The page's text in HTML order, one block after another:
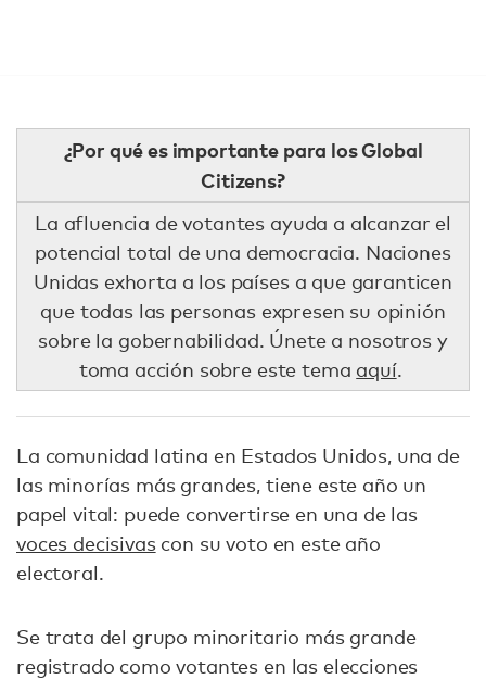
¿Por qué es importante para los Global
Citizens?
La afluencia de votantes ayuda a alcanzar el
potencial total de una democracia. Naciones
Unidas exhorta a los países a que garanticen
que todas las personas expresen su opinión
sobre la gobernabilidad. Únete a nosotros y
toma acción sobre este tema aquí.
La comunidad latina en Estados Unidos, una de
las minorías más grandes, tiene este año un
papel vital: puede convertirse en una de las
voces decisivascon su voto en este año
electoral.
Se trata del grupo minoritario más grande
registrado como votantes en las elecciones